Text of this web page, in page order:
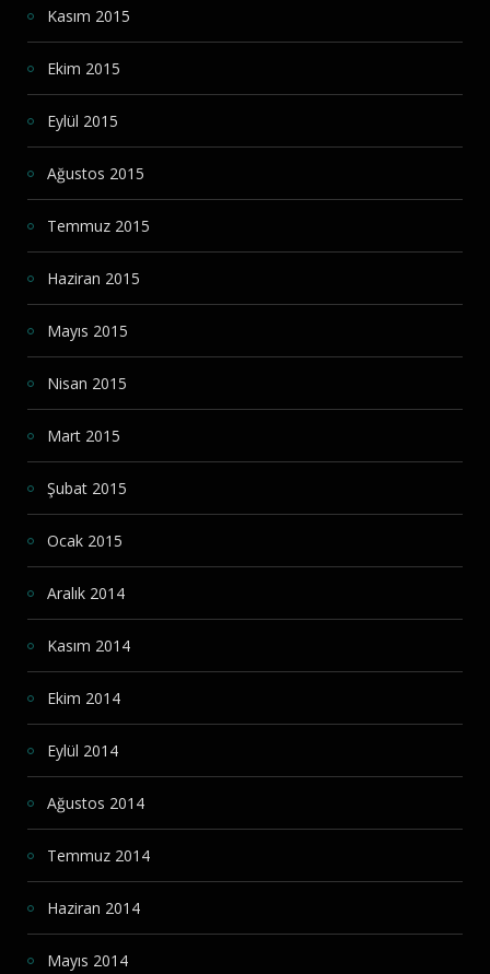
Kasım 2015
Ekim 2015
Eylül 2015
Ağustos 2015
Temmuz 2015
Haziran 2015
Mayıs 2015
Nisan 2015
Mart 2015
Şubat 2015
Ocak 2015
Aralık 2014
Kasım 2014
Ekim 2014
Eylül 2014
Ağustos 2014
Temmuz 2014
Haziran 2014
Mayıs 2014